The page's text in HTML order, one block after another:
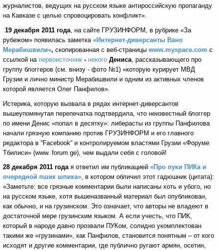
журналистов, ведущих на русском языке антироссийскую пропаганду
на Кавказе с целью спровоцировать конфликт».
19 декабря 2011 года, на сайте ГРУЗИНФОРМ, в рубрике «За
рубежом» появилась заметка «Интернет-диверсанты Вано
Мерабишвили», скопированная с веб-страницы www.myspace.com с
ссылкой на первоисточник - некого Дениса, рассказывающего про
группу блоггеров (см. внизу - фото №1) «которую курирует МВД
Грузии и лично министр Мерабишвили и одним из активных членов
которой является Олег Панфилов».
Истерика, которую вызвала в рядах интернет-диверсантов
вышеупомянутая перепечатка подтвердила, что неизвестный блоггер
по имени Денис «попал в десятку»: либерасты из группы Панфилова
начали грязную компанию против ГРУЗИНФОРМ и его главного
редактора в “Facebook“ и контролируемом властями Грузии «Форуме
Тбилиси» (www. forum.ge), чем выдали себя с головой!
28 декабря 2011 годая ответил им публикацией «Про пуки ПИКа и
очередной пшик шпика», в котором обличил этот гадюшник (цитата):
«Заметьте: все грязные комментарии были написаны хоть и убого, но
на русском языке, хотя вышеназванный материал был опубликован,
как обычно, и на грузинском. Это означает, что авторы не владеют в
достаточной мере грузинским языком. А если учесть, что ПИК,
который в народе давно прозвали ПУКом, солидно укомплектован
такими же «грузинами», как Панфилов, становится понятным – от кого
исходят и другие комментарии, где публично ругают армян, осетин,